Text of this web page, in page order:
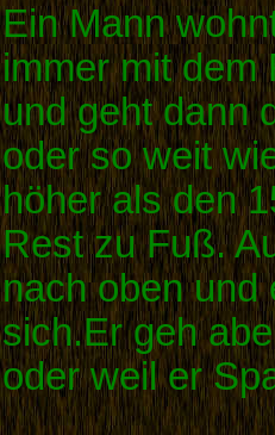
Ein Mann
immer mit dem
und geht dann
oder so weit
höher als den
Rest zu Fuß.
nach oben und
sich.Er geh
oder weil er